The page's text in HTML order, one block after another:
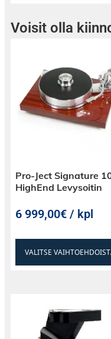
Voisit olla
Pro-Ject Signature
HighEnd Levysoitin
6 999,00€ / kpl
VALITSE